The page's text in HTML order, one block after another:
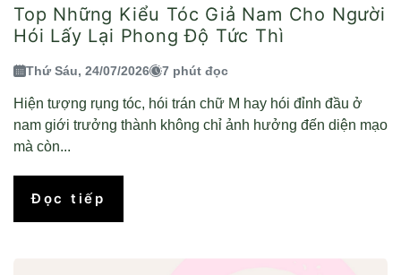
Top Những Kiểu Tóc Giả Nam Cho Người
Hói Lấy Lại Phong Độ Tức Thì
Thứ Sáu, 24/07/2026 7 phút đọc
Hiện tượng rụng tóc, hói trán chữ M hay hói đỉnh đầu ở
nam giới trưởng thành không chỉ ảnh hưởng đến diện mạo
mà còn...
Đọc tiếp